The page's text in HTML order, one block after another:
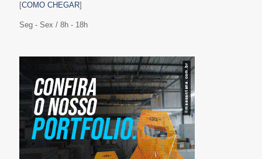
[COMO CHEGAR]
Seg - Sex / 8h - 18h